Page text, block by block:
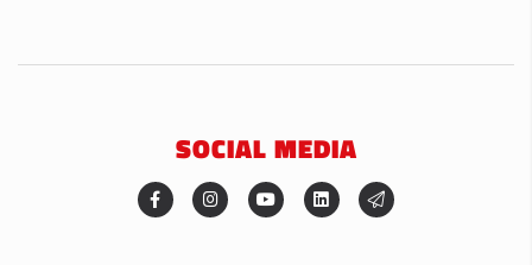
SOCIAL MEDIA